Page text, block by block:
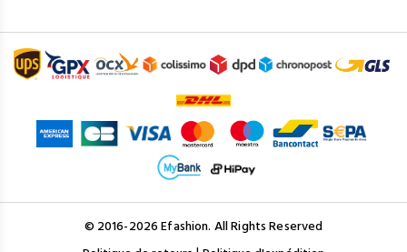
© 2016-2026 Efashion. All Rights Reserved